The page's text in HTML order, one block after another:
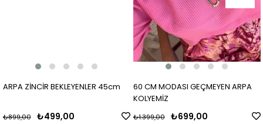
ARPA ZİNCİR BEKLEYENLER 45cm
₺499,00
₺899,00
60 CM MODASI GEÇMEYEN ARPA
KOLYEMİZ
₺699,00
₺1.399,00